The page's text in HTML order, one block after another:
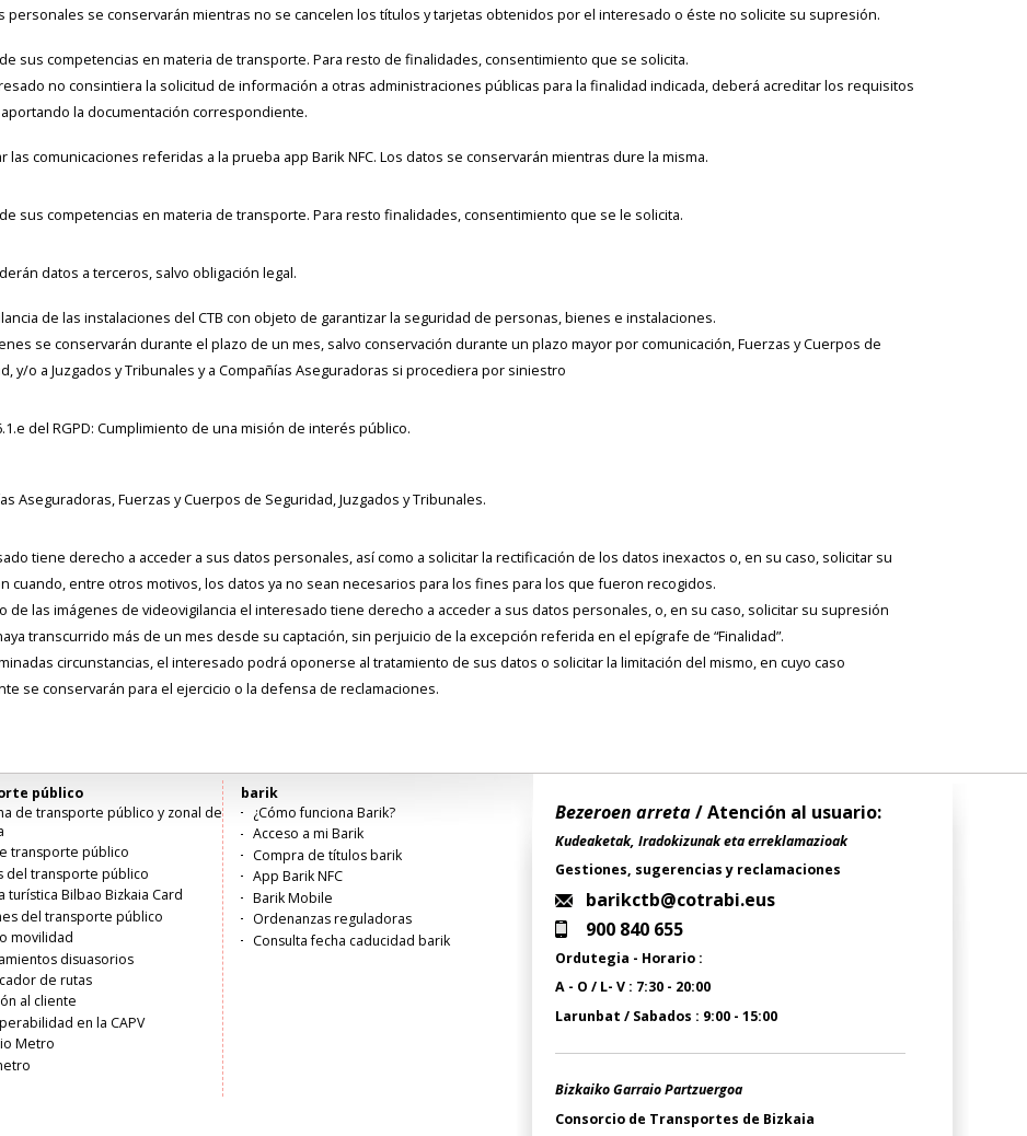
personales se conservarán mientras no se cancelen los títulos y tarjetas obtenidos por el interesado o éste no solicite su supresión.
sus competencias en materia de transporte. Para resto de finalidades, consentimiento que se solicita.
no consintiera la solicitud de información a otras administraciones públicas para la finalidad indicada, deberá acreditar los requisitos
la documentación correspondiente.
las comunicaciones referidas a la prueba app Barik NFC. Los datos se conservarán mientras dure la misma.
sus competencias en materia de transporte. Para resto finalidades, consentimiento que se le solicita.
datos a terceros, salvo obligación legal.
de las instalaciones del CTB con objeto de garantizar la seguridad de personas, bienes e instalaciones.
se conservarán durante el plazo de un mes, salvo conservación durante un plazo mayor por comunicación, Fuerzas y Cuerpos de
y/o a Juzgados y Tribunales y a Compañías Aseguradoras si procediera por siniestro
del RGPD: Cumplimiento de una misión de interés público.
Aseguradoras, Fuerzas y Cuerpos de Seguridad, Juzgados y Tribunales.
tiene derecho a acceder a sus datos personales, así como a solicitar la rectificación de los datos inexactos o, en su caso, solicitar su
cuando, entre otros motivos, los datos ya no sean necesarios para los fines para los que fueron recogidos.
de las imágenes de videovigilancia el interesado tiene derecho a acceder a sus datos personales, o, en su caso, solicitar su supresión
transcurrido más de un mes desde su captación, sin perjuicio de la excepción referida en el epígrafe de “Finalidad”.
circunstancias, el interesado podrá oponerse al tratamiento de sus datos o solicitar la limitación del mismo, en cuyo caso
se conservarán para el ejercicio o la defensa de reclamaciones.
público
de transporte público y zonal de
transporte público
del transporte público
turística Bilbao Bizkaia Card
del transporte público
movilidad
disuasorios
de rutas
al cliente
en la CAPV
Metro
barik
¿Cómo funciona Barik?
Acceso a mi Barik
Compra de títulos barik
App Barik NFC
Barik Mobile
Ordenanzas reguladoras
Consulta fecha caducidad barik
Bezeroen arreta/ Atención al usuario:
Kudeaketak, Iradokizunak eta erreklamazioak
Gestiones, sugerencias y reclamaciones
barikctb@cotrabi.eus
900 840 655
Ordutegia - Horario :
A - O / L- V : 7:30 - 20:00
Larunbat / Sabados : 9:00 - 15:00
Bizkaiko Garraio Partzuergoa
Consorcio de Transportes de Bizkaia